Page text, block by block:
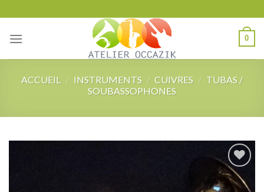
to
content
0
ACCUEIL / INSTRUMENTS / CUIVRES / TUBAS /
SOUBASSOPHONES